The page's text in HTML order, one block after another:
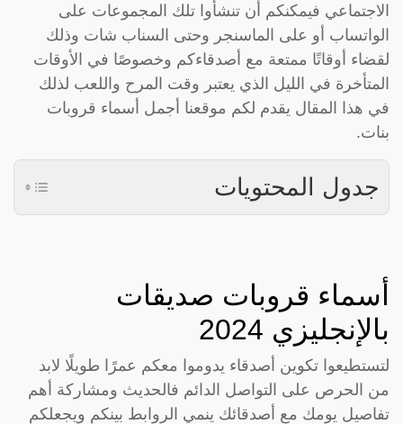
الاجتماعي فيمكنكم أن تنشأوا تلك المجموعات على
الواتساب أو على الماسنجر وحتى السناب شات وذلك
لقضاء أوقاتًا ممتعة مع أصدقاءكم وخصوصًا في الأوقات
المتأخرة في الليل الذي يعتبر وقت المرح واللعب لذلك
في هذا المقال يقدم لكم موقعنا أجمل أسماء قروبات
بنات.
جدول المحتويات
أسماء قروبات صديقات
بالإنجليزي 2024
لتستطيعوا تكوين أصدقاء يدوموا معكم عمرًا طويلًا لابد
من الحرص على التواصل الدائم فالحديث ومشاركة أهم
تفاصيل يومك مع أصدقائك ينمي الروابط بينكم ويجعلكم